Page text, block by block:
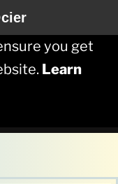
you get
Learn